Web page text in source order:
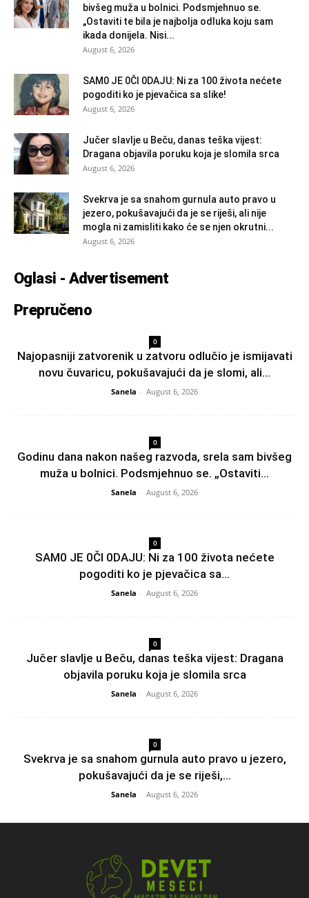
bivšeg muža u bolnici. Podsmjehnuo se.
„Ostaviti te bila je najbolja odluka koju sam
ikada donijela. Nisi...
August 6, 2026
SAM0 JE 0Čl 0DAJU: Ni za 100 života nećete
pogoditi ko je pjevačica sa slike!
August 6, 2026
Jučer slavlje u Beču, danas teška vijest:
Dragana objavila poruku koja je slomila srca
August 6, 2026
Svekrva je sa snahom gurnula auto pravo u
jezero, pokušavajući da je se riješi, ali nije
mogla ni zamisliti kako će se njen okrutni...
August 6, 2026
Oglasi - Advertisement
Prepručeno
0
Najopasniji zatvorenik u zatvoru odlučio je ismijavati
novu čuvaricu, pokušavajući da je slomi, ali...
Sanela - August 6, 2026
0
Godinu dana nakon našeg razvoda, srela sam bivšeg
muža u bolnici. Podsmjehnuo se. „Ostaviti...
Sanela - August 6, 2026
0
SAM0 JE 0Čl 0DAJU: Ni za 100 života nećete
pogoditi ko je pjevačica sa...
Sanela - August 6, 2026
0
Jučer slavlje u Beču, danas teška vijest: Dragana
objavila poruku koja je slomila srca
Sanela - August 6, 2026
0
Svekrva je sa snahom gurnula auto pravo u jezero,
pokušavajući da je se riješi,...
Sanela - August 6, 2026